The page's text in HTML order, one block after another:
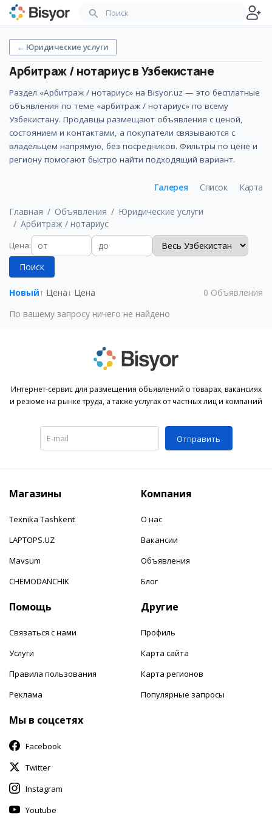
← Юридические услуги
Арбитраж / нотариусв Узбекистане
Раздел «Арбитраж / нотариус» на Bisyor.uz — это бесплатные
объявления по теме «арбитраж / нотариус» по всему
Узбекистану. Продавцы размещают объявления с ценой,
состоянием и контактами, а покупатели связываются с
владельцем напрямую, без посредников. Фильтры по цене и
региону помогают быстро найти подходящий вариант.
Главная Объявления
Юридические услуги
Арбитраж / нотариус
Галерея Список Карта
Цена:
Поиск
Новый↑ Цена↓ Цена 0 Объявления
По вашему запросу ничего не найдено
Интернет-сервис для размещения объявлений о товарах, вакансиях
и резюме на рынке труда, а также услугах от частных лиц и компаний
Отправить
Магазины
Texnika Tashkent
LAPTOPS.UZ
Mavsum
CHEMODANCHIK
Компания
О нас
Вакансии
Объявления
Блог
Помощь
Связаться с нами
Услуги
Правила пользования
Реклама
Другие
Профиль
Карта сайта
Карта регионов
Популярные запросы
Мы в соцсетях
Facebook
Twitter
Instagram
Youtube